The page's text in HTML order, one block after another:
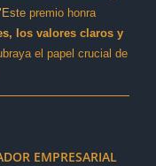
premio honra
los valores claros y
el papel crucial de
EMPRESARIAL